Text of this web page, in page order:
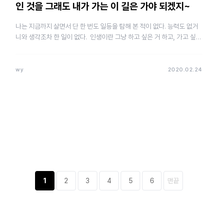
인 것을 그래도 내가 가는 이 길은 가야 되겠지~
나는 지금까지 살면서 단 한 번도 일등을 탐해 본 적이 없다. 능력도 없거
니와 생각조차 한 일이 없다. 인생이란 그냥 하고 싶은 거 하고, 가고 싶은
wy 2020.02.24
1 2 3 4 5 6 맨끝